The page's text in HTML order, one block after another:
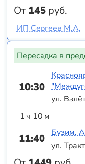
От 145 руб.
ИП Сергеев М.А.
Пересадка в
10:30
1 ч 10 м
11:40
ул.
Бузим,
ул.